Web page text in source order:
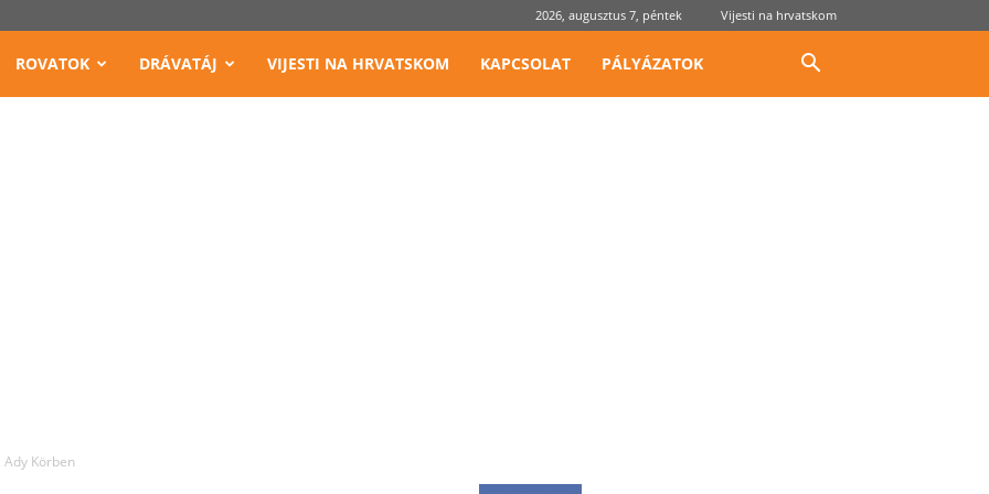
2026, augusztus 7, péntek Vijesti na hrvatskom
ROVATOK DRÁVATÁJ VIJESTI NA HRVATSKOM KAPCSOLAT PÁLYÁZATOK
Ady Körben